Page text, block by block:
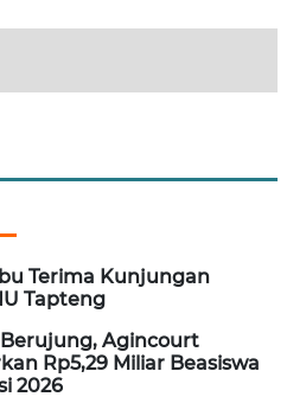
Terima Kunjungan
Tapteng
Berujung, Agincourt
Rp5,29 Miliar Beasiswa
2026